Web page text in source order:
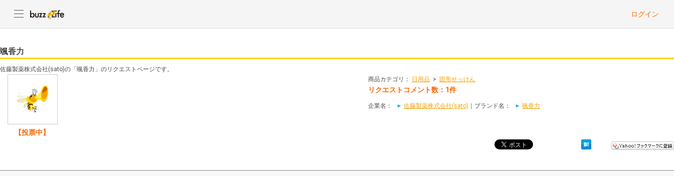
ログイン
颯香力
佐藤製薬株式会社(sato)の「颯香力」のリクエストページです。
【投票中】
商品カテゴリ： 日用品 > 固形せっけん
リクエストコメント数：1件
企業名： 佐藤製薬株式会社(sato) ｜ブランド名： 颯香力